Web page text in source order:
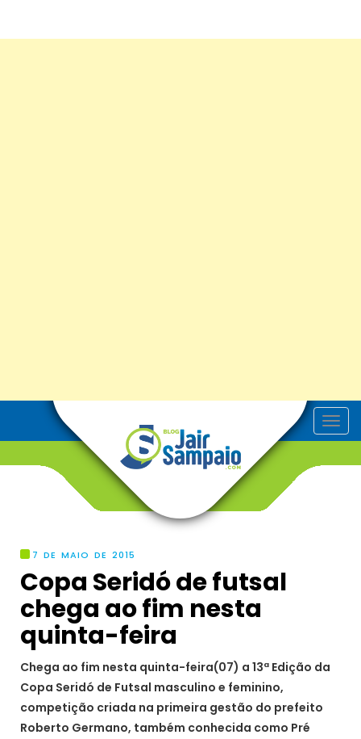
T
o
7 DE MAIO DE 2015
Copa Seridó de futsal
chega ao fim nesta
quinta-feira
Chega ao fim nesta quinta-feira(07) a 13ª Edição da
Copa Seridó de Futsal masculino e feminino,
competição criada na primeira gestão do prefeito
Roberto Germano, também conhecida como Pré